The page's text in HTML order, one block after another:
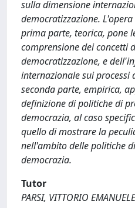
sulla dimensione
democratizzazione.
prima parte, teorica, pone
comprensione dei concetti
democratizzazione, e
internazionale sui processi
seconda parte, empirica,
definizione di politiche di
democrazia, al caso
quello di mostrare la
nell'ambito delle politiche
democrazia.
Tutor
PARSI, VITTORIO EMANUELE